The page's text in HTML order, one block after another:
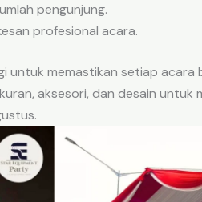
pengunjung.
profesional acara.
memastikan setiap acara
aksesori, dan desain untuk